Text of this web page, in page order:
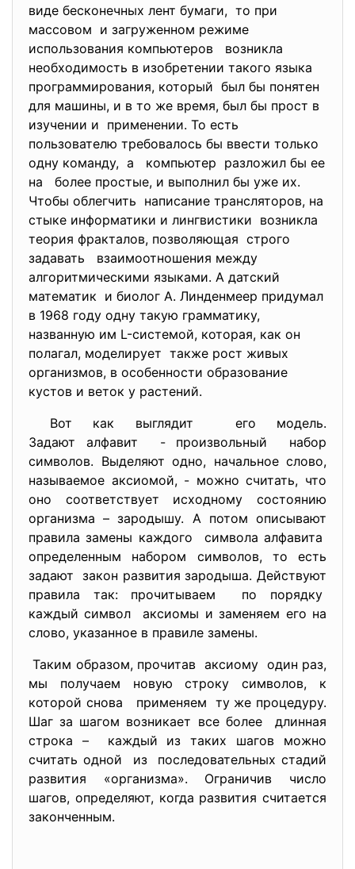
виде бесконечных лент бумаги, то при
массовом и загруженном режиме
использования компьютеров возникла
необходимость в изобретении такого языка
программирования, который был бы понятен
для машины, и в то же время, был бы прост в
изучении и применении. То есть
пользователю требовалось бы ввести только
одну команду, а компьютер разложил бы ее
на более простые, и выполнил бы уже их.
Чтобы облегчить написание трансляторов, на
стыке информатики и лингвистики возникла
теория фракталов, позволяющая строго
задавать взаимоотношения между
алгоритмическими языками. А датский
математик и биолог А. Линденмеер придумал
в 1968 году одну такую грамматику,
названную им L-системой, которая, как он
полагал, моделирует также рост живых
организмов, в особенности образование
кустов и веток у растений.
Вот как выглядит его модель.
Задают алфавит - произвольный набор
символов. Выделяют одно, начальное слово,
называемое аксиомой, - можно считать, что
оно соответствует исходному состоянию
организма – зародышу. А потом описывают
правила замены каждого символа алфавита
определенным набором символов, то есть
задают закон развития зародыша. Действуют
правила так: прочитываем по порядку
каждый символ аксиомы и заменяем его на
слово, указанное в правиле замены.
Таким образом, прочитав аксиому один раз,
мы получаем новую строку символов, к
которой снова применяем ту же процедуру.
Шаг за шагом возникает все более длинная
строка – каждый из таких шагов можно
считать одной из последовательных стадий
развития «организма». Ограничив число
шагов, определяют, когда развития считается
законченным.